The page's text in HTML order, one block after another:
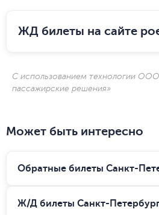
ЖД билеты на сайте
С использованием технологии
пассажирские решения»
Может быть интересно
Обратные билеты Санкт-
Ж/Д билеты Санкт-